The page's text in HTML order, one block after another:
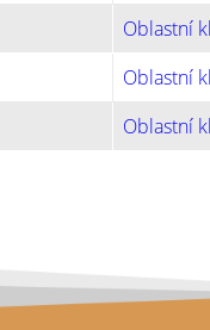
Oblastní
Oblastní
Oblastní